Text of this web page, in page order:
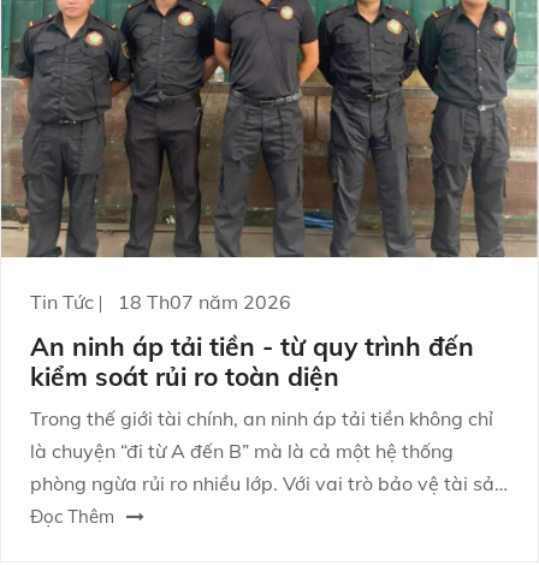
Tin Tức 18 Th07 năm 2026
An ninh áp tải tiền - từ quy trình đến
kiểm soát rủi ro toàn diện
Trong thế giới tài chính, an ninh áp tải tiền không chỉ
là chuyện “đi từ A đến B” mà là cả một hệ thống
phòng ngừa rủi ro nhiều lớp. Với vai trò bảo vệ tài sản
và duy trì niềm tin vận hành, hoạt động này đòi hỏi
Đọc Thêm